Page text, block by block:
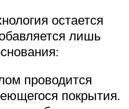
остается
лишь
проводится
покрытия.